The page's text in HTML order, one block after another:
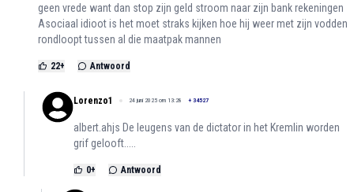
geen vrede want dan stop zijn geld stroom naar zijn bank rekeningen
Asociaal idioot is het moet straks kijken hoe hij weer met zijn vodden
rondloopt tussen al die maatpak mannen
22+ Antwoord
Lorenzo1 24 juni 2025 om 13:28 + 34527
albert.ahjs De leugens van de dictator in het Kremlin worden
grif gelooft.....
0+ Antwoord